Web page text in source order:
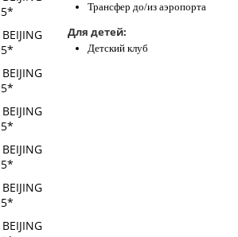
Трансфер до/из аэропорта
Для детей:
Детский клуб